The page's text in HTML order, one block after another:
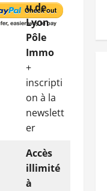
u de
Lyon
Pôle
Immo
+
inscripti
on à la
newslett
er
Accès
illimité
à